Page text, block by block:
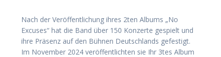
Nach der Veröffentlichung ihres 2ten Albums „No
Excuses“ hat die Band über 150 Konzerte gespielt und
ihre Präsenz auf den Bühnen Deutschlands gefestigt.
Im November 2024 veröffentlichten sie Ihr 3tes Album